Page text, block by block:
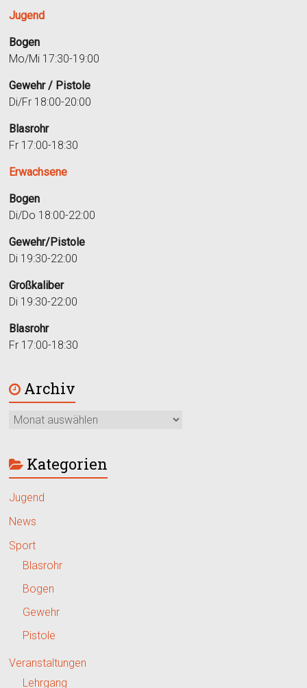
Jugend
Bogen
Mo/Mi 17:30-19:00
Gewehr / Pistole
Di/Fr 18:00-20:00
Blasrohr
Fr 17:00-18:30
Erwachsene
Bogen
Di/Do 18:00-22:00
Gewehr/Pistole
Di 19:30-22:00
Großkaliber
Di 19:30-22:00
Blasrohr
Fr 17:00-18:30
Archiv
Kategorien
Jugend
News
Sport
Blasrohr
Bogen
Gewehr
Pistole
Veranstaltungen
Lehrgang